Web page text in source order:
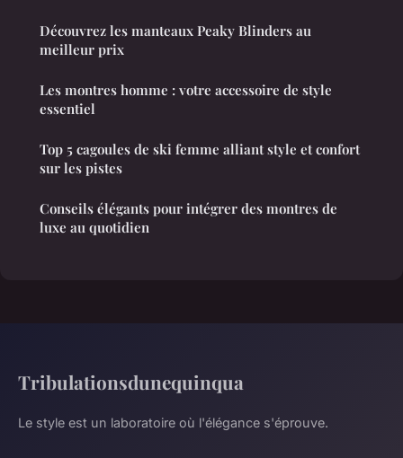
Découvrez les manteaux Peaky Blinders au
meilleur prix
Les montres homme : votre accessoire de style
essentiel
Top 5 cagoules de ski femme alliant style et confort
sur les pistes
Conseils élégants pour intégrer des montres de
luxe au quotidien
Tribulationsdunequinqua
Le style est un laboratoire où l'élégance s'éprouve.